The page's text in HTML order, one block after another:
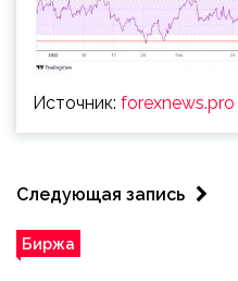
Источник: forexnews.pro
Следующая запись
Биржа